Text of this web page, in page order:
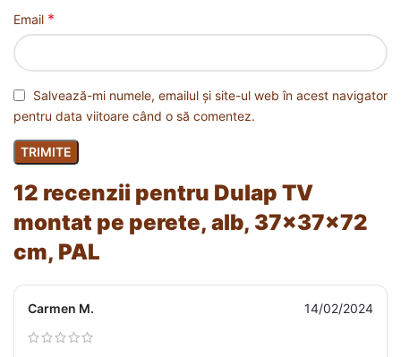
12 recenzii pentru Dulap TV
montat pe perete, alb, 37x37x72
cm, PAL
Carmen M. 14/02/2024
Email *
Salvează-mi numele, emailul și site-ul web în acest navigator
pentru data viitoare când o să comentez.